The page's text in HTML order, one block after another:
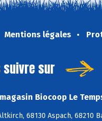
Mentions légales
suivre sur
Biocoop Le
68130 Aspach, 68210